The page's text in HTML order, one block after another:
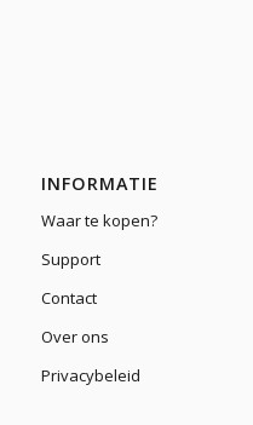
INFORMATIE
Waar te kopen?
Support
Contact
Over ons
Privacybeleid